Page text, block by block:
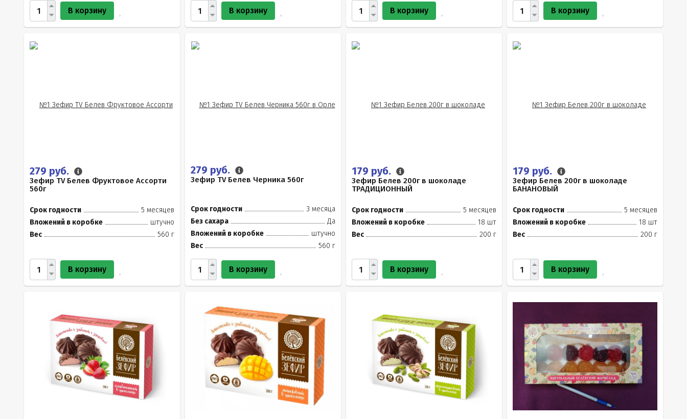
В корзину В корзину В корзину В корзину
279 руб.
Зефир TV Белев Фруктовое Ассорти
560г
Срок годности
5 месяцев
Вложений в коробке
штучно
Вес
560 г
В корзину
279 руб.
Зефир TV Белев Черника 560г
Срок годности
3 месяца
Без сахара
Да
Вложений в коробке
штучно
Вес
560 г
В корзину
179 руб.
Зефир Белев 200г в шоколаде
ТРАДИЦИОННЫЙ
Срок годности
5 месяцев
Вложений в коробке
18 шт
Вес
200 г
В корзину
179 руб.
Зефир Белев 200г в шоколаде
БАНАНОВЫЙ
Срок годности
5 месяцев
Вложений в коробке
18 шт
Вес
200 г
В корзину